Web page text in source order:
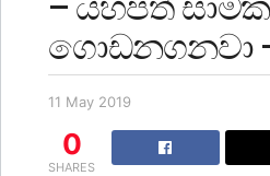
ගොඩනගනවා
11 May 2019
0
SHARES